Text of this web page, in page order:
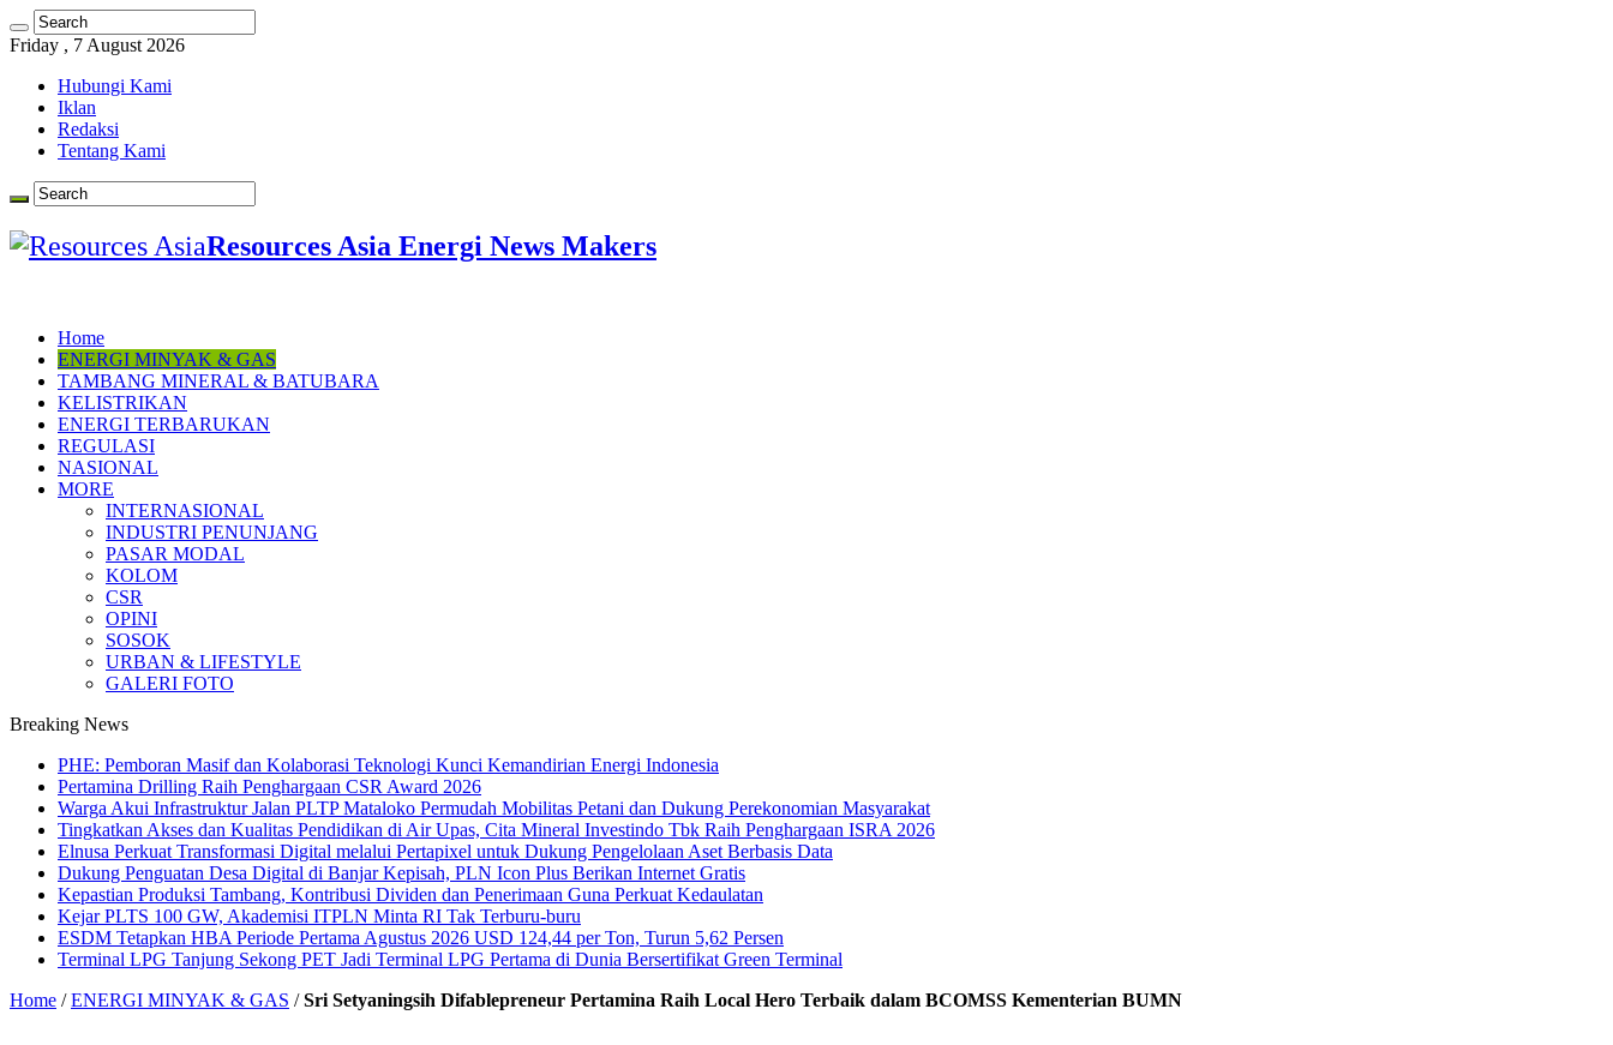
Friday , 7 August 2026
Hubungi Kami
Iklan
Redaksi
Tentang Kami
Resources Asia Energi News Makers
Home
ENERGI MINYAK & GAS
TAMBANG MINERAL & BATUBARA
KELISTRIKAN
ENERGI TERBARUKAN
REGULASI
NASIONAL
MORE
INTERNASIONAL
INDUSTRI PENUNJANG
PASAR MODAL
KOLOM
CSR
OPINI
SOSOK
URBAN & LIFESTYLE
GALERI FOTO
Breaking News
PHE: Pemboran Masif dan Kolaborasi Teknologi Kunci Kemandirian Energi Indonesia
Pertamina Drilling Raih Penghargaan CSR Award 2026
Warga Akui Infrastruktur Jalan PLTP Mataloko Permudah Mobilitas Petani dan Dukung Perekonomian Masyarakat
Tingkatkan Akses dan Kualitas Pendidikan di Air Upas, Cita Mineral Investindo Tbk Raih Penghargaan ISRA 2026
Elnusa Perkuat Transformasi Digital melalui Pertapixel untuk Dukung Pengelolaan Aset Berbasis Data
Dukung Penguatan Desa Digital di Banjar Kepisah, PLN Icon Plus Berikan Internet Gratis
Kepastian Produksi Tambang, Kontribusi Dividen dan Penerimaan Guna Perkuat Kedaulatan
Kejar PLTS 100 GW, Akademisi ITPLN Minta RI Tak Terburu-buru
ESDM Tetapkan HBA Periode Pertama Agustus 2026 USD 124,44 per Ton, Turun 5,62 Persen
Terminal LPG Tanjung Sekong PET Jadi Terminal LPG Pertama di Dunia Bersertifikat Green Terminal
Home / ENERGI MINYAK & GAS / Sri Setyaningsih Difablepreneur Pertamina Raih Local Hero Terbaik dalam BCOMSS Kementerian BUMN